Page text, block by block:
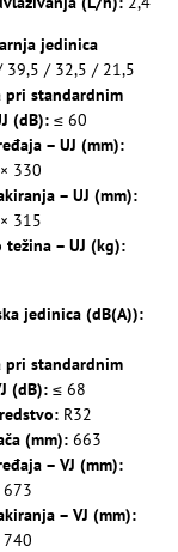
jedinica
39,5 / 32,5 / 21,5
pri standardnim
(dB): ≤ 60
– UJ (mm):
330
– UJ (mm):
315
– UJ (kg):
jedinica (dB(A)):
pri standardnim
(dB): ≤ 68
R32
(mm): 663
– VJ (mm):
– VJ (mm):